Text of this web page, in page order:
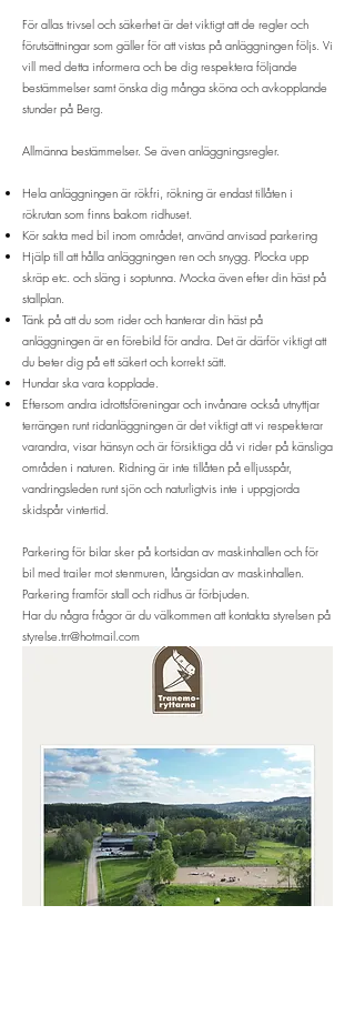
För allas trivsel och säkerhet är det viktigt att de regler och
förutsättningar som gäller för att vistas på anläggningen följs. Vi
vill med detta informera och be dig respektera följande
bestämmelser samt önska dig många sköna och avkopplande
stunder på Berg.
Allmänna bestämmelser. Se även anläggningsregler.
Hela anläggningen är rökfri, rökning är endast tillåten i
rökrutan som finns bakom ridhuset.
Kör sakta med bil inom området, använd anvisad parkering
Hjälp till att hålla anläggningen ren och snygg. Plocka upp
skräp etc. och släng i soptunna. Mocka även efter din häst på
stallplan.
Tänk på att du som rider och hanterar din häst på
anläggningen är en förebild för andra. Det är därför viktigt att
du beter dig på ett säkert och korrekt sätt.
Hundar ska vara kopplade.
Eftersom andra idrottsföreningar och invånare också utnyttjar
terrängen runt ridanläggningen är det viktigt att vi respekterar
varandra, visar hänsyn och är försiktiga då vi rider på känsliga
områden i naturen. Ridning är inte tillåten på elljusspår,
vandringsleden runt sjön och naturligtvis inte i uppgjorda
skidspår vintertid.
Parkering för bilar sker på kortsidan av maskinhallen och för
bil med trailer mot stenmuren, långsidan av maskinhallen.
Parkering framför stall och ridhus är förbjuden.
Har du några frågor är du välkommen att kontakta styrelsen på
styrelse.trr@hotmail.com